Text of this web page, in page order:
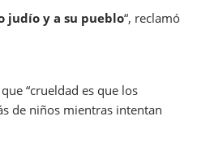
judío y a su pueblo“, reclamó
“crueldad es que los
de niños mientras intentan